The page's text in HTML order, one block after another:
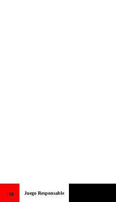
+18 Juego Responsable